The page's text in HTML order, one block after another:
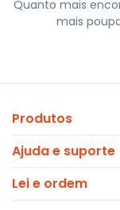
Quanto mais
mais
Produtos
Ajuda e suporte
Lei e ordem